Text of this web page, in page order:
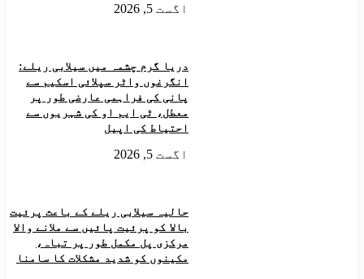
اگست 5, 2026
دریا گرم چشمہ میں سیلابی ریلے:
انگرغوں واٹر سپلائی اسکیم سے
پانی کی فراہمی عارضی طور پر
معطل، ٹی ایم او کی شہریوں سے
احتیاط کی اپیل
اگست 5, 2026
حالیہ سیلابی ریلے کے باعث پرئیت
بالا کو پرئیت پائیں سے ملانے والا
مرکزی پل مکمل طور پر تباہ،
مکینوں کو شدید مشکلات کا سامنا